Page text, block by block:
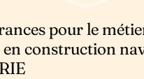
pour le
en construction